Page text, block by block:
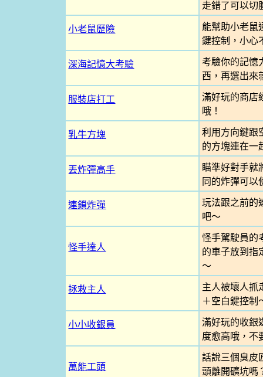
走錯了可以切
小老鼠歷險
能幫助小老鼠
鍵控制，小心
深海記憶大考驗
考驗你的記憶
西，再選出來
服裝店打工
滿好玩的商店
哦！
乳牛方塊
利用方向鍵跟
的方塊連在一
丟炸彈高手
瞄準好對手就
同的炸彈可以
連鎖炸彈
玩法跟之前的
吧～
怪手達人
怪手駕駛員的
的車子放到指
～
拯救主人
主人被壞人抓
＋空白鍵控制
小小收銀員
滿好玩的收銀
度愈高哦，不
萬能工頭
話說三個臭皮
頭離開礦坑嗎